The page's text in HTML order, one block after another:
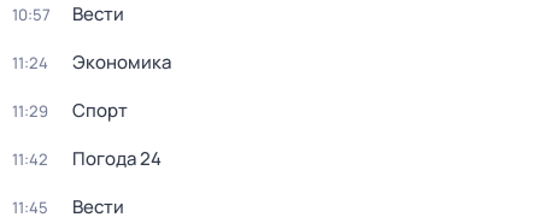
10:57 Вести
11:24 Экономика
11:29 Спорт
11:42 Погода 24
11:45 Вести